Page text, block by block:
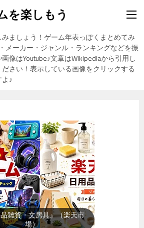
を楽しもう
ましょう！ゲーム年表っぽくまとめてみ
メーカー・ジャンル・ランキングなどを振
像はYoutube♪文章はWikipediaから引用し
さい！表示している画像をクリックする
♪
雑貨・文房具』（楽天市
場）